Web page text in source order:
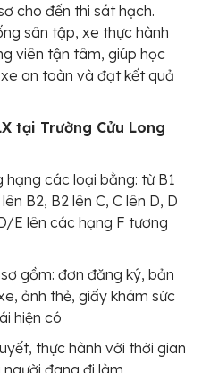
cho đến thi sát hạch.
sân tập, xe thực hành
viên tận tâm, giúp học
an toàn và đạt kết quả
tại Trường Cửu Long
hạng các loại bằng: từ B1
B2, B2 lên C, C lên D, D
E lên các hạng F tương
gồm: đơn đăng ký, bản
ảnh thẻ, giấy khám sức
hiện có
thực hành với thời gian